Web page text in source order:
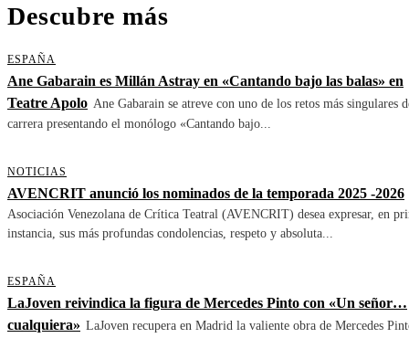
Descubre más
ESPAÑA
Ane Gabarain es Millán Astray en «Cantando bajo las balas» en
Teatre Apolo Ane Gabarain se atreve con uno de los retos más singulares
carrera presentando el monólogo «Cantando bajo...
NOTICIAS
AVENCRIT anunció los nominados de la temporada 2025 -2026
Asociación Venezolana de Crítica Teatral (AVENCRIT) desea expresar, en
instancia, sus más profundas condolencias, respeto y absoluta...
ESPAÑA
LaJoven reivindica la figura de Mercedes Pinto con «Un señor…
cualquiera» LaJoven recupera en Madrid la valiente obra de Mercedes